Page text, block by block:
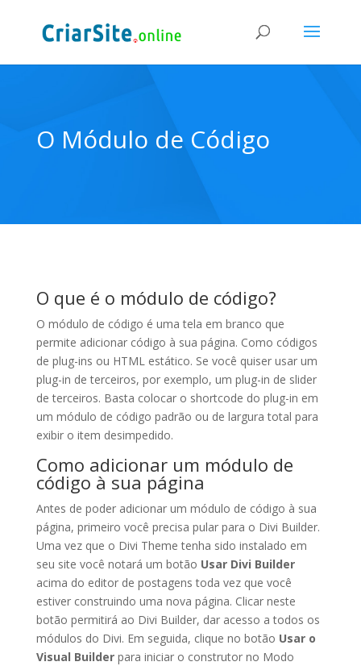
O Módulo de Código
O que é o módulo de código?
O módulo de código é uma tela em branco que
permite adicionar código à sua página. Como códigos
de plug-ins ou HTML estático. Se você quiser usar um
plug-in de terceiros, por exemplo, um plug-in de slider
de terceiros. Basta colocar o shortcode do plug-in em
um módulo de código padrão ou de largura total para
exibir o item desimpedido.
Como adicionar um módulo de
código à sua página
Antes de poder adicionar um módulo de código à sua
página, primeiro você precisa pular para o Divi Builder.
Uma vez que o Divi Theme tenha sido instalado em
seu site você notará um botão Usar Divi Builder
acima do editor de postagens toda vez que você
estiver construindo uma nova página. Clicar neste
botão permitirá ao Divi Builder, dar acesso a todos os
módulos do Divi. Em seguida, clique no botão Usar o
Visual Builderpara iniciar o construtor no Modo